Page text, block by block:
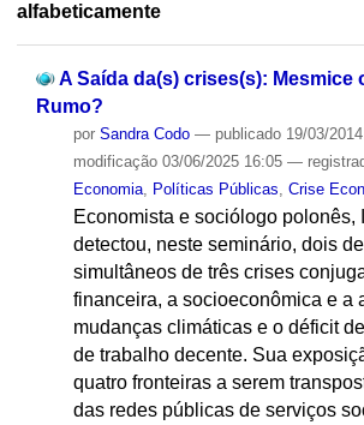
alfabeticamente
A Saída da(s) crises(s): Mesmice
Rumo?
por Sandra Codo — publicado19/03/2014
modificação03/06/2025 16:05 —
Economia, Políticas Públicas Crise
Economista e sociólogo polonês,
detectou, neste seminário, dois
simultâneos de três crises
financeira, a socioeconômica e a
mudanças climáticas e o déficit
de trabalho decente. Sua
quatro fronteiras a serem
das redes públicas de serviços